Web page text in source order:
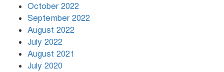
October 2022
September 2022
August 2022
July 2022
August 2021
July 2020